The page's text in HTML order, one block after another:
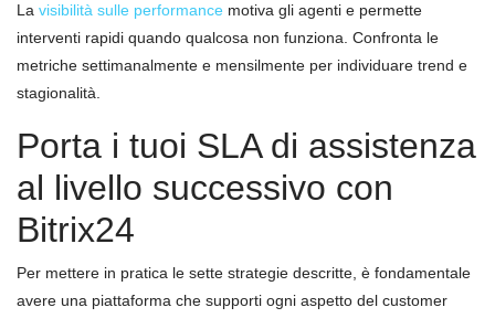
La visibilità sulle performance motiva gli agenti e permette
interventi rapidi quando qualcosa non funziona. Confronta le
metriche settimanalmente e mensilmente per individuare trend e
stagionalità.
Porta i tuoi SLA di assistenza
al livello successivo con
Bitrix24
Per mettere in pratica le sette strategie descritte, è fondamentale
avere una piattaforma che supporti ogni aspetto del customer